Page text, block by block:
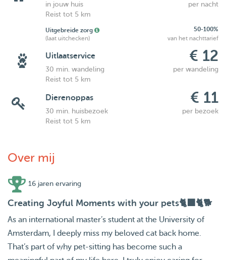
in jouw huis
per nacht
Reist tot 5 km
Uitgebreide zorg
50-100%
(laat uitchecken)
van het nachttarief
Uitlaatservice € 12
30 min. wandeling
per wandeling
Reist tot 5 km
Dierenoppas € 11
30 min. huisbezoek
per bezoek
Reist tot 5 km
Over mij
16 jaren ervaring
Creating Joyful Moments with your pets🐈‍⬛🐈🐕
As an international master’s student at the University of
Amsterdam, I deeply miss my beloved cat back home.
That’s part of why pet-sitting has become such a